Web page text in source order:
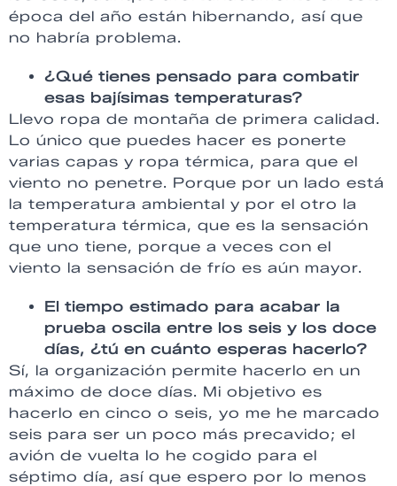
época del año están hibernando, así que
no habría problema.
¿Qué tienes pensado para combatir
esas bajísimas temperaturas?
Llevo ropa de montaña de primera calidad.
Lo único que puedes hacer es ponerte
varias capas y ropa térmica, para que el
viento no penetre. Porque por un lado está
la temperatura ambiental y por el otro la
temperatura térmica, que es la sensación
que uno tiene, porque a veces con el
viento la sensación de frío es aún mayor.
El tiempo estimado para acabar la
prueba oscila entre los seis y los doce
días, ¿tú en cuánto esperas hacerlo?
Sí, la organización permite hacerlo en un
máximo de doce días. Mi objetivo es
hacerlo en cinco o seis, yo me he marcado
seis para ser un poco más precavido; el
avión de vuelta lo he cogido para el
séptimo día, así que espero por lo menos